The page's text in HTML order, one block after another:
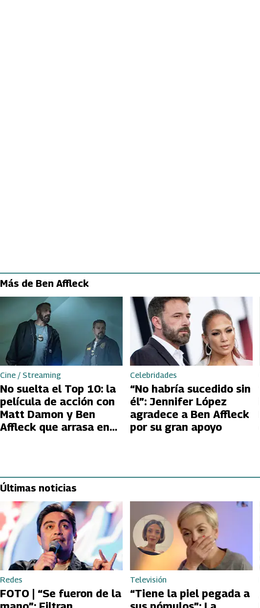
Más de Ben Affleck
Cine / Streaming
No suelta el Top 10: la
película de acción con
Matt Damon y Ben
Affleck que arrasa en
Celebridades
“No habría sucedido sin
él”: Jennifer López
agradece a Ben Affleck
por su gran apoyo
Últimas noticias
Redes
FOTO | “Se fueron de la
Televisión
“Tiene la piel pegada a